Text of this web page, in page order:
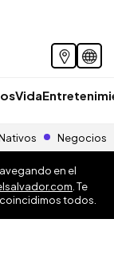
Vida
Negocios
en el
. Te
todos.